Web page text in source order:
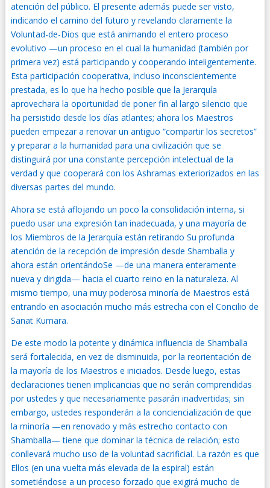
atención del público. El presente además puede ser visto,
indicando el camino del futuro y revelando claramente la
Voluntad-de-Dios que está animando el entero proceso
evolutivo —un proceso en el cual la humanidad (también por
primera vez) está participando y cooperando inteligentemente.
Esta participación cooperativa, incluso inconscientemente
prestada, es lo que ha hecho posible que la Jerarquía
aprovechara la oportunidad de poner fin al largo silencio que
ha persistido desde los días atlantes; ahora los Maestros
pueden empezar a renovar un antiguo “compartir los secretos”
y preparar a la humanidad para una civilización que se
distinguirá por una constante percepción intelectual de la
verdad y que cooperará con los Ashramas exteriorizados en las
diversas partes del mundo.
Ahora se está aflojando un poco la consolidación interna, si
puedo usar una expresión tan inadecuada, y una mayoría de
los Miembros de la Jerarquía están retirando Su profunda
atención de la recepción de impresión desde Shamballa y
ahora están orientándoSe —de una manera enteramente
nueva y dirigida— hacia el cuarto reino en la naturaleza. Al
mismo tiempo, una muy poderosa minoría de Maestros está
entrando en asociación mucho más estrecha con el Concilio de
Sanat Kumara.
De este modo la potente y dinámica influencia de Shamballa
será fortalecida, en vez de disminuida, por la reorientación de
la mayoría de los Maestros e iniciados. Desde luego, estas
declaraciones tienen implicancias que no serán comprendidas
por ustedes y que necesariamente pasarán inadvertidas; sin
embargo, ustedes responderán a la conciencialización de que
la minoría —en renovado y más estrecho contacto con
Shamballa— tiene que dominar la técnica de relación; esto
conllevará mucho uso de la voluntad sacrificial. La razón es que
Ellos (en una vuelta más elevada de la espiral) están
sometiéndose a un proceso forzado que exigirá mucho de